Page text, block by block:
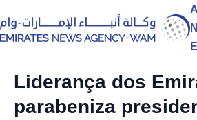
Liderança dos
parabeniza